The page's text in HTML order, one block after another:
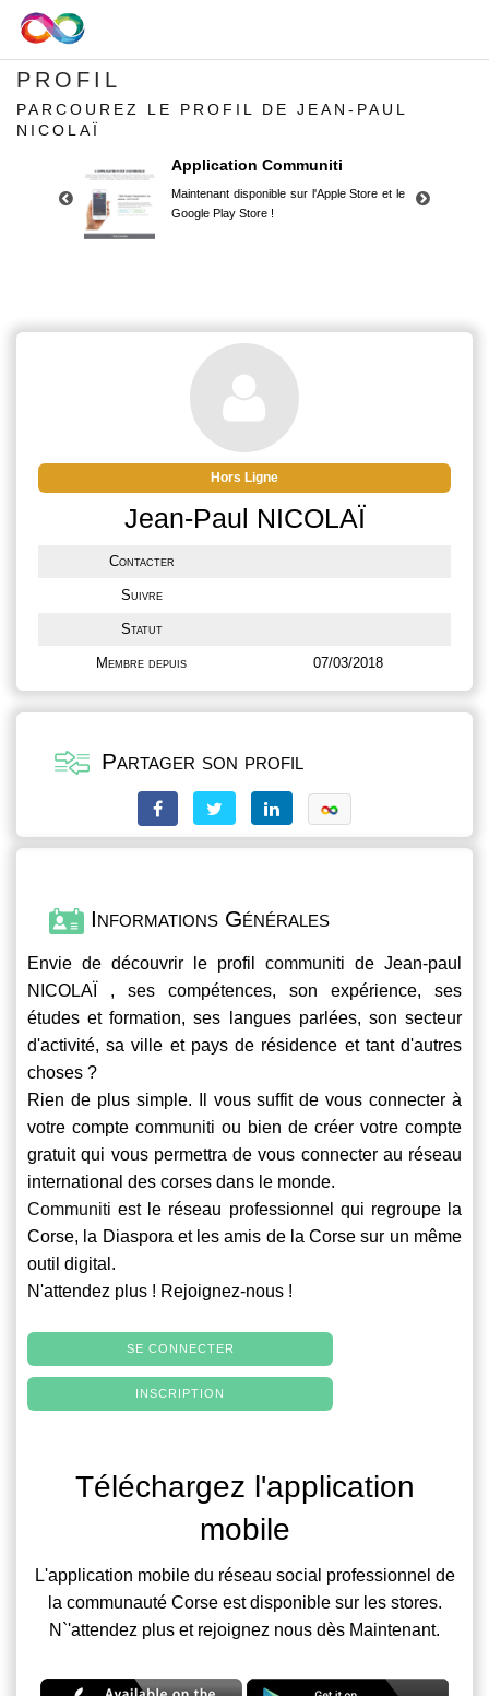
PROFIL
PARCOUREZ LE PROFIL DE JEAN-PAUL
NICOLAÏ
Application Communiti
Maintenant disponible sur l'Apple Store et le
Google Play Store !
Google Play Store !
Hors Ligne
Jean-Paul NICOLAÏ
Contacter
Suivre
Statut
Membre depuis 07/03/2018
Partager son profil
Informations Générales
Envie de découvrir le profil communiti de Jean-paul
NICOLAÏ , ses compétences, son expérience, ses
études et formation, ses langues parlées, son secteur
d'activité, sa ville et pays de résidence et tant d'autres
choses ?
Rien de plus simple. Il vous suffit de vous connecter à
votre compte communiti ou bien de créer votre compte
gratuit qui vous permettra de vous connecter au réseau
international des corses dans le monde.
Communiti est le réseau professionnel qui regroupe la
Corse, la Diaspora et les amis de la Corse sur un même
outil digital.
N'attendez plus ! Rejoignez-nous !
SE CONNECTER
INSCRIPTION
Téléchargez l'application
mobile
L'application mobile du réseau social professionnel de
la communauté Corse est disponible sur les stores.
N`'attendez plus et rejoignez nous dès Maintenant.